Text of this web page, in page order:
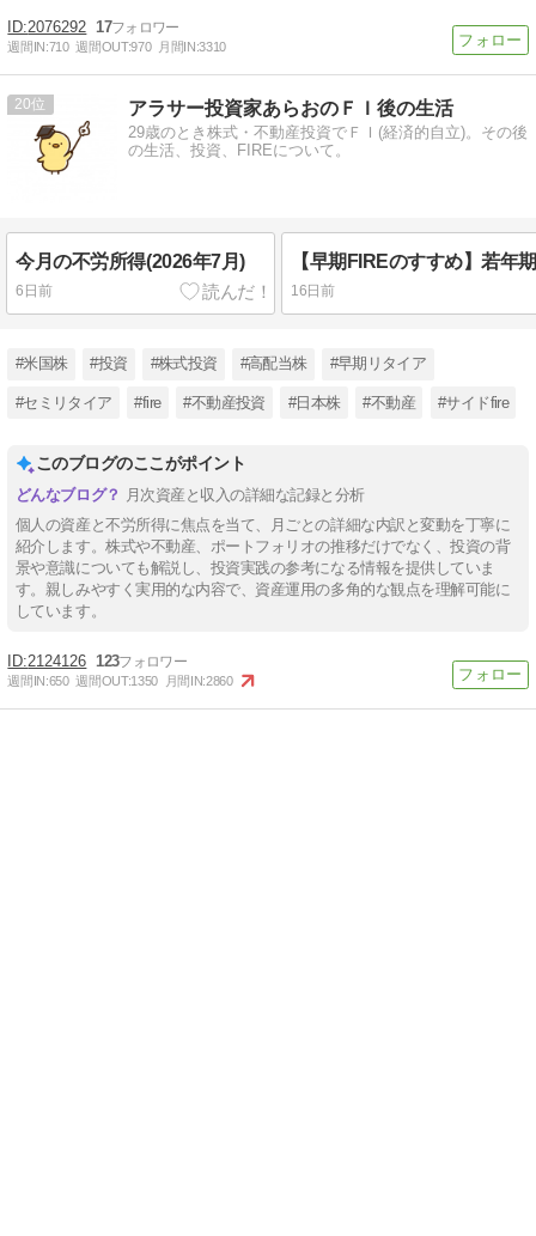
2076292 17
週間IN:710 週間OUT:970 月間IN:3310
20 アラサー投資家あらおのＦＩ後の生活
29歳のとき株式・不動産投資でＦＩ(経済的自立)。その後
の生活、投資、FIREについて。
今月の不労所得(2026年7月)
6日前 16日前
#米国株 #投資 #株式投資 #高配当株 #早期リタイア
#セミリタイア #fire #不動産投資 #日本株 #不動産 #サイドfire
このブログのここがポイント
月次資産と収入の詳細な記録と分析
個人の資産と不労所得に焦点を当て、月ごとの詳細な内訳と変動を丁寧に
紹介します。株式や不動産、ポートフォリオの推移だけでなく、投資の背
景や意識についても解説し、投資実践の参考になる情報を提供していま
す。親しみやすく実用的な内容で、資産運用の多角的な観点を理解可能に
しています。
2124126 123
週間IN:650 週間OUT:1350 月間IN:2860